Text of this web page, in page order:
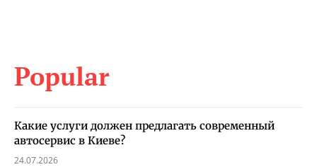
Popular
Какие услуги должен предлагать современный
автосервис в Киеве?
24.07.2026